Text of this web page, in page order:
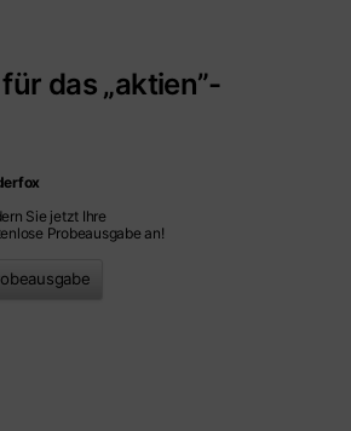
das „aktien”-
Sie jetzt Ihre
Probeausgabe an!